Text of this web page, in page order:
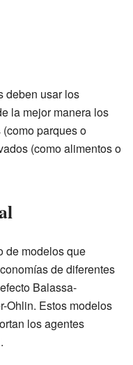
deben usar los
la mejor manera los
parques o
(como alimentos o
de modelos que
de diferentes
Balassa-
Ohlin. Estos modelos
los agentes